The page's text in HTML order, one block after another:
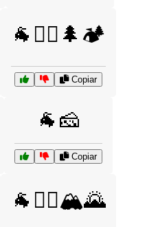
🐐🚶‍♂️🌲🏕️
Copiar
🐐🧀
Copiar
🐐🧗‍♀️🏔️🌄